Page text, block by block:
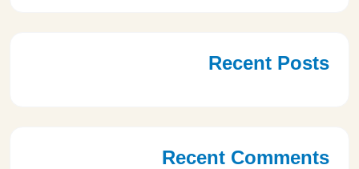
Recent Posts
Recent Comments